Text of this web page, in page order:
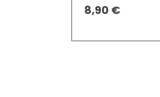
8,90 €